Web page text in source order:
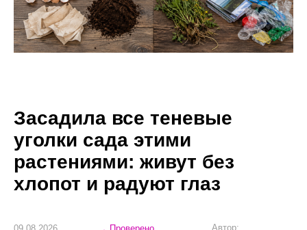
Засадила все теневые
уголки сада этими
растениями: живут без
хлопот и радуют глаз
Автор: